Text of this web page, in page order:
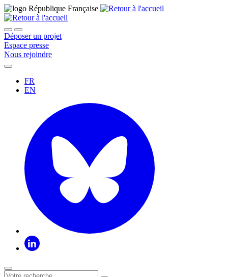
Déposer un projet
Espace presse
Nous rejoindre
FR
EN